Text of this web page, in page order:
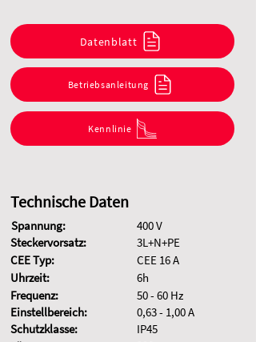
Datenblatt
Betriebsanleitung
Kennlinie
Technische Daten
Spannung:
Steckervorsatz:
CEE Typ:
Uhrzeit:
Frequenz:
Einstellbereich:
Schutzklasse:
400 V
3L+N+PE
CEE 16 A
6h
50 - 60 Hz
0,63 - 1,00 A
IP45